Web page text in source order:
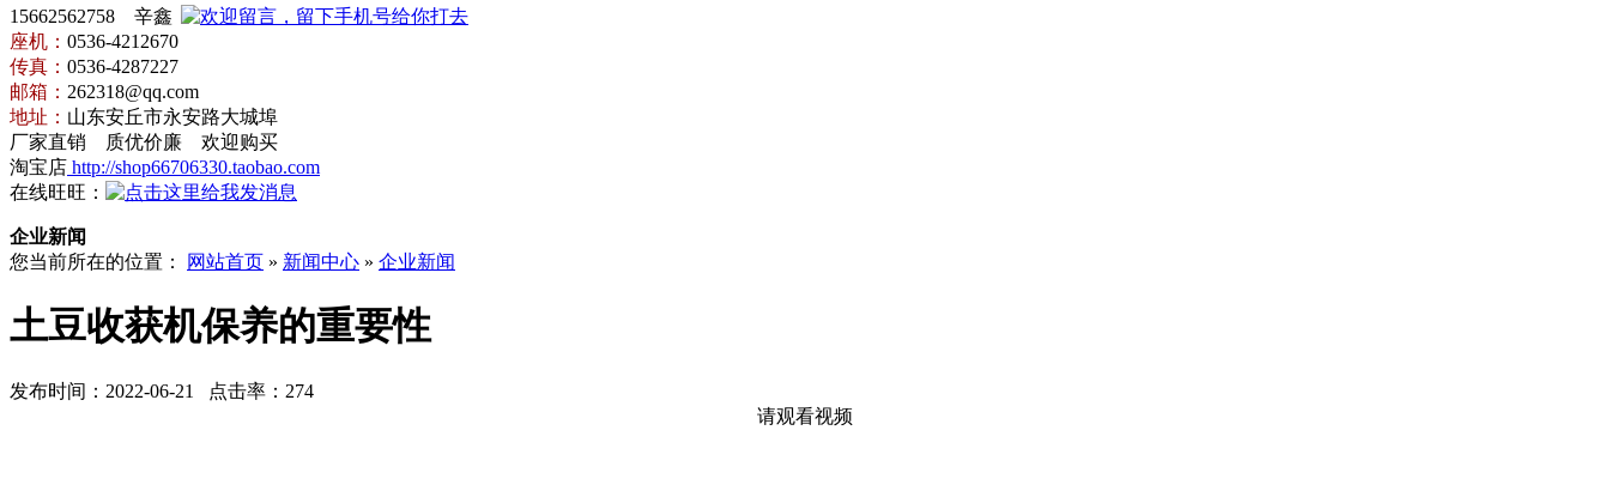
15662562758 辛鑫
座机： 0536-4212670
传真： 0536-4287227
邮箱： 262318@qq.com
地址： 山东安丘市永安路大城埠
厂家直销 质优价廉 欢迎购买
淘宝店 http://shop66706330.taobao.com
在线旺旺：
企业新闻
您当前所在的位置：
网站首页 » 新闻中心 » 企业新闻
土豆收获机保养的重要性
发布时间：2022-06-21 点击率：274
请观看视频